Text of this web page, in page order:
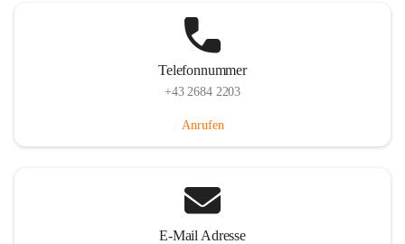
Telefonnummer
+43 2684 2203
Anrufen
E-Mail Adresse